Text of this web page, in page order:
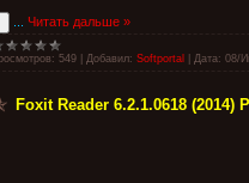
Читать дальше »
549 Добавил: Softportal Дата: 08/
Foxit Reader 6.2.1.0618 (2014)